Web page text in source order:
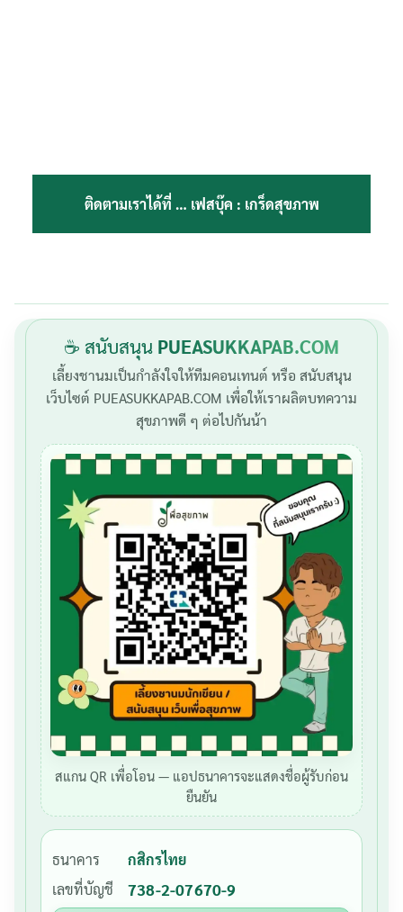
ติดตามเราได้ที่ … เฟสบุ๊ค : เกร็ดสุขภาพ
☕ สนับสนุน PUEASUKKAPAB.COM
เลี้ยงชานมเป็นกำลังใจให้ทีมคอนเทนต์ หรือ สนับสนุน
เว็บไซต์ PUEASUKKAPAB.COM เพื่อให้เราผลิตบทความ
สุขภาพดี ๆ ต่อไปกันน้า
สแกน QR เพื่อโอน — แอปธนาคารจะแสดงชื่อผู้รับก่อน
ยืนยัน
ธนาคาร
กสิกรไทย
เลขที่บัญชี
738-2-07670-9